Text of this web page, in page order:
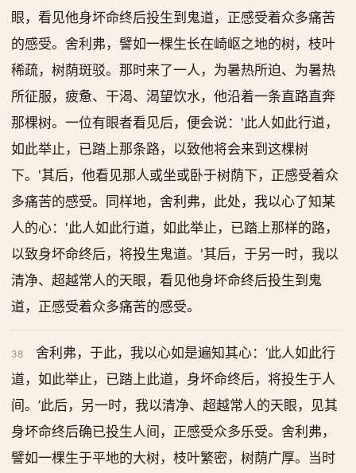
眼，看见他身坏命终后投生到鬼道，正感受着众多痛苦
的感受。舍利弗，譬如一棵生长在崎岖之地的树，枝叶
稀疏，树荫斑驳。那时来了一人，为暑热所迫、为暑热
所征服，疲惫、干渴、渴望饮水，他沿着一条直路直奔
那棵树。一位有眼者看见后，便会说：'此人如此行道，
如此举止，已踏上那条路，以致他将会来到这棵树
下。'其后，他看见那人或坐或卧于树荫下，正感受着众
多痛苦的感受。同样地，舍利弗，此处，我以心了知某
人的心：'此人如此行道，如此举止，已踏上那样的路，
以致身坏命终后，将投生鬼道。'其后，于另一时，我以
清净、超越常人的天眼，看见他身坏命终后投生到鬼
道，正感受着众多痛苦的感受。
38
舍利弗，于此，我以心如是遍知其心：‘此人如此行
道，如此举止，已踏上此道，身坏命终后，将投生于人
间。’此后，另一时，我以清净、超越常人的天眼，见其
身坏命终后确已投生人间，正感受众多乐受。舍利弗，
譬如一棵生于平地的大树，枝叶繁密，树荫广厚。当时